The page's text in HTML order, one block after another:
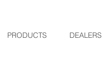
PRODUCTS DEALERS